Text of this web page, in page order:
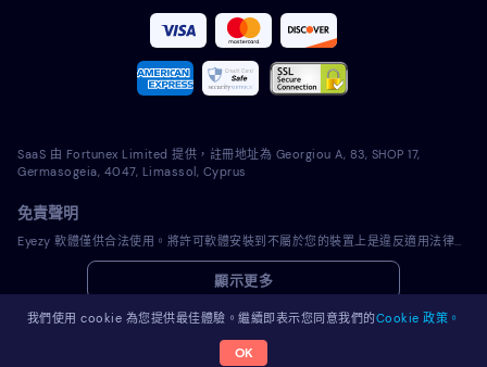
Español
Français
Português
Polski
Română
SaaS 由 Fortunex Limited 提供，註冊地址為 Georgiou A, 83, SHOP 17,
Germasogeia, 4047, Limassol, Cyprus
免責聲明
Eyezy 軟體僅供合法使用。將許可軟體安裝到不屬於您的裝置上是違反適用法律和您當地司法管轄區法律的行為。法律通常要求您通知您打算在其上安裝許可軟體的裝置的所有者。違反此要求可能會導致違規者受到嚴厲的金錢和刑事處罰。在安裝和使用許可軟體之前，您應該諮詢您自己的法律顧問在您的管轄範圍內使用該許可軟體是否合法。您全權負責將許可軟體安裝到此類裝置上，並且您知道 Eyezy 不承擔任何責任。
顯示更多
© 2026 Eyezy。版權所有。
我們使用 cookie 為您提供最佳體驗。繼續即表示您同意我們的Cookie 政策。
OK